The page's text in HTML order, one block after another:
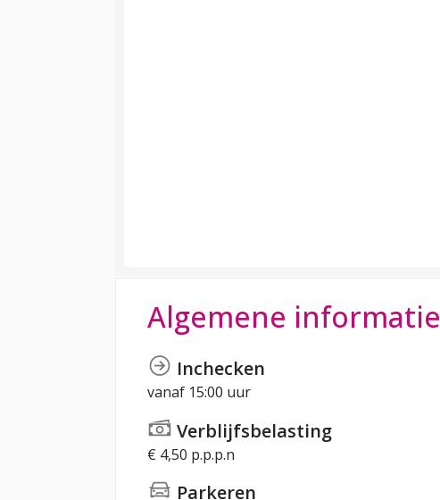
Algemene informatie
Inchecken
vanaf 15:00 uur
Verblijfsbelasting
€ 4,50 p.p.p.n
Parkeren